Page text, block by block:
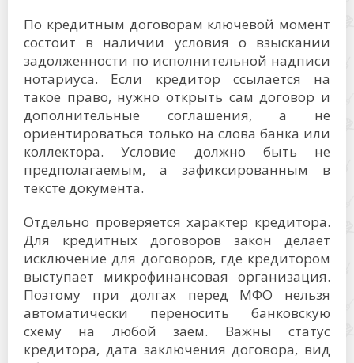
По кредитным договорам ключевой момент
состоит в наличии условия о взыскании
задолженности по исполнительной надписи
нотариуса. Если кредитор ссылается на
такое право, нужно открыть сам договор и
дополнительные соглашения, а не
ориентироваться только на слова банка или
коллектора. Условие должно быть не
предполагаемым, а зафиксированным в
тексте документа.
Отдельно проверяется характер кредитора.
Для кредитных договоров закон делает
исключение для договоров, где кредитором
выступает микрофинансовая организация.
Поэтому при долгах перед МФО нельзя
автоматически переносить банковскую
схему на любой заем. Важны статус
кредитора, дата заключения договора, вид